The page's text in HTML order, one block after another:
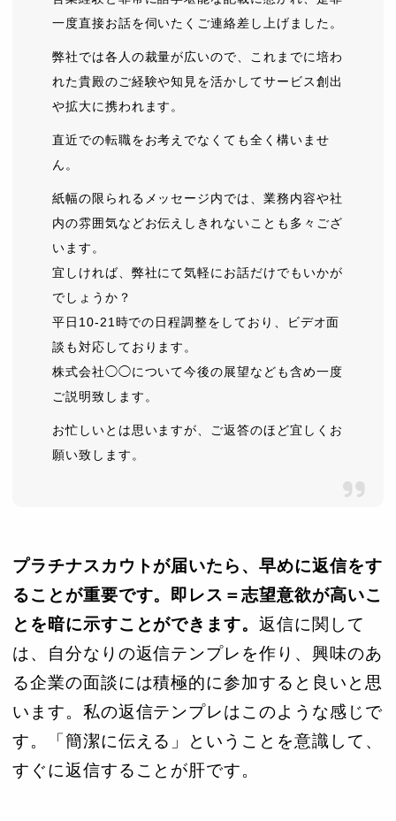
一度直接お話を伺いたくご連絡差し上げました。
弊社では各人の裁量が広いので、これまでに培わ
れた貴殿のご経験や知見を活かしてサービス創出
や拡大に携われます。
直近での転職をお考えでなくても全く構いませ
ん。
紙幅の限られるメッセージ内では、業務内容や社
内の雰囲気などお伝えしきれないことも多々ござ
います。
宜しければ、弊社にて気軽にお話だけでもいかが
でしょうか？
平日10-21時での日程調整をしており、ビデオ面
談も対応しております。
株式会社◯◯について今後の展望なども含め一度
ご説明致します。
お忙しいとは思いますが、ご返答のほど宜しくお
願い致します。
プラチナスカウトが届いたら、早めに返信をす
ることが重要です。即レス＝志望意欲が高いこ
とを暗に示すことができます。返信に関して
は、自分なりの返信テンプレを作り、興味のあ
る企業の面談には積極的に参加すると良いと思
います。私の返信テンプレはこのような感じで
す。「簡潔に伝える」ということを意識して、
すぐに返信することが肝です。